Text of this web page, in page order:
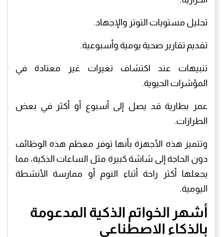
تحليل مستويات التوتر والإجهاد.
تقديم تقارير صحية يومية وأسبوعية.
تنبيهات عند اكتشاف تغيرات غير معتادة في
المؤشرات الحيوية.
عمر بطارية قد يصل إلى أسبوع أو أكثر في بعض
الطرازات.
وتتميز هذه الأجهزة بأنها توفر معظم هذه الوظائف
دون الحاجة إلى شاشة كبيرة مثل الساعات الذكية، مما
يجعلها أكثر راحة أثناء النوم أو ممارسة الأنشطة
اليومية.
أشهر الخواتم الذكية المدعومة
بالذكاء الاصطناعي